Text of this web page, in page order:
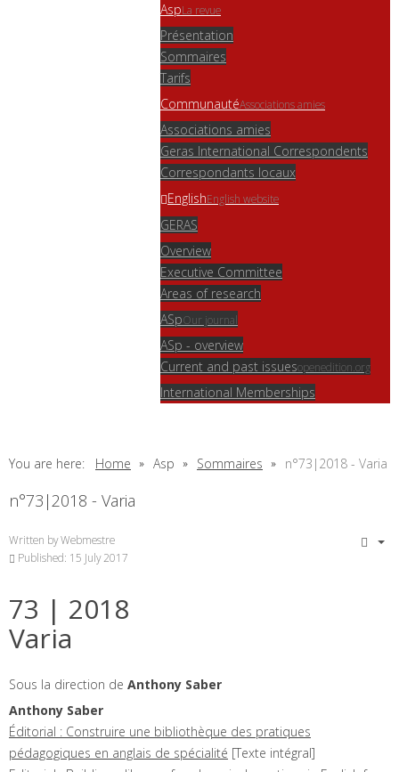
AspLa revue
Présentation
Sommaires
Tarifs
CommunautéAssociations amies
Associations amies
Geras International Correspondents
Correspondants locaux
EnglishEnglish website
GERAS
Overview
Executive Committee
Areas of research
ASpOur journal
ASp - overview
Current and past issuesopenedition.org
International Memberships
You are here: Home Asp Sommaires n°73|2018 - Varia
n°73|2018 - Varia
Written byWebmestre
Published: 15 July 2017
73 | 2018
Varia
Sous la direction de Anthony Saber
Anthony Saber
Éditorial : Construire une bibliothèque des pratiques
pédagogiques en anglais de spécialité [Texte intégral]